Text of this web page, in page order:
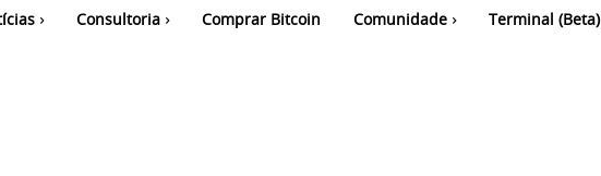
Consultoria Comprar Bitcoin Comunidade Terminal (Beta)